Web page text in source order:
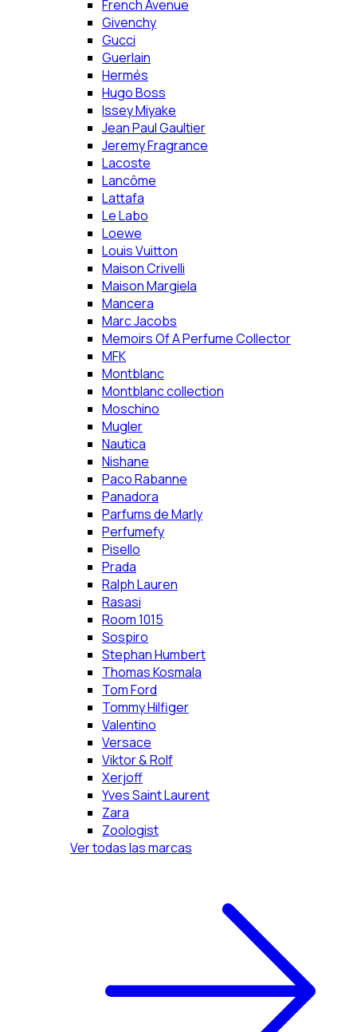
French Avenue
Givenchy
Gucci
Guerlain
Hermés
Hugo Boss
Issey Miyake
Jean Paul Gaultier
Jeremy Fragrance
Lacoste
Lancôme
Lattafa
Le Labo
Loewe
Louis Vuitton
Maison Crivelli
Maison Margiela
Mancera
Marc Jacobs
Memoirs Of A Perfume Collector
MFK
Montblanc
Montblanc collection
Moschino
Mugler
Nautica
Nishane
Paco Rabanne
Panadora
Parfums de Marly
Perfumefy
Pisello
Prada
Ralph Lauren
Rasasi
Room 1015
Sospiro
Stephan Humbert
Thomas Kosmala
Tom Ford
Tommy Hilfiger
Valentino
Versace
Viktor & Rolf
Xerjoff
Yves Saint Laurent
Zara
Zoologist
Ver todas las marcas